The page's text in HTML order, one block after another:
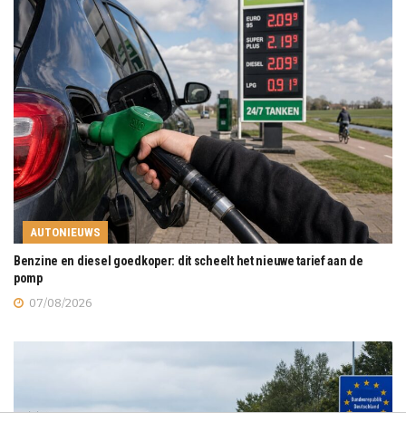
AUTONIEUWS
Benzine en diesel goedkoper: dit scheelt het nieuwe tarief aan de
pomp
07/08/2026